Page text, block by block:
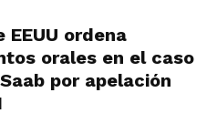
EEUU ordena
orales en el caso
por apelación